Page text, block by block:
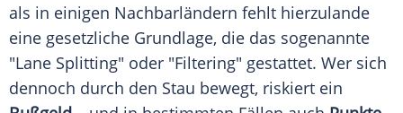
als in einigen Nachbarländern fehlt hierzulande
eine gesetzliche Grundlage, die das sogenannte
"Lane Splitting" oder "Filtering" gestattet. Wer sich
dennoch durch den Stau bewegt, riskiert ein